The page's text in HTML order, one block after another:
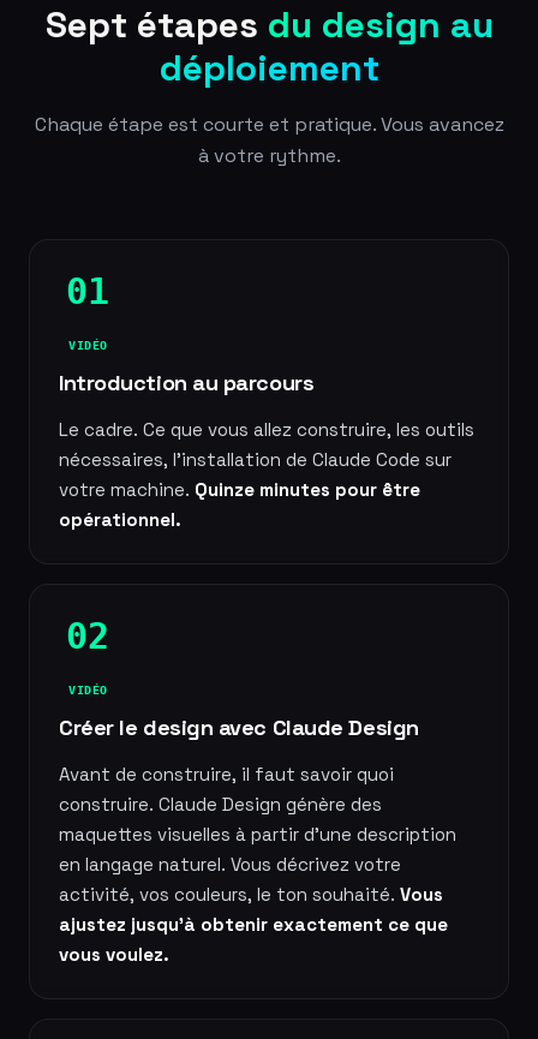
Sept étapes du design au
déploiement
Chaque étape est courte et pratique. Vous avancez
à votre rythme.
01
VIDÉO
Introduction au parcours
Le cadre. Ce que vous allez construire, les outils
nécessaires, l'installation de Claude Code sur
votre machine. Quinze minutes pour être
opérationnel.
02
VIDÉO
Créer le design avec Claude Design
Avant de construire, il faut savoir quoi
construire. Claude Design génère des
maquettes visuelles à partir d'une description
en langage naturel. Vous décrivez votre
activité, vos couleurs, le ton souhaité. Vous
ajustez jusqu'à obtenir exactement ce que
vous voulez.